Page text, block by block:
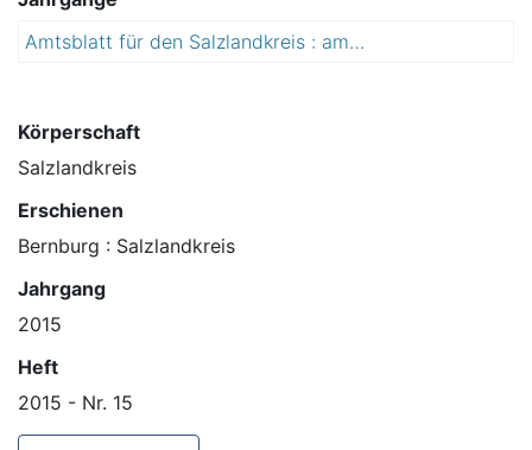
Amtsblatt für den Salzlandkreis : amtliches Verkündungsblatt
Körperschaft
Salzlandkreis
Erschienen
Bernburg : Salzlandkreis
Jahrgang
2015
Heft
2015 - Nr. 15